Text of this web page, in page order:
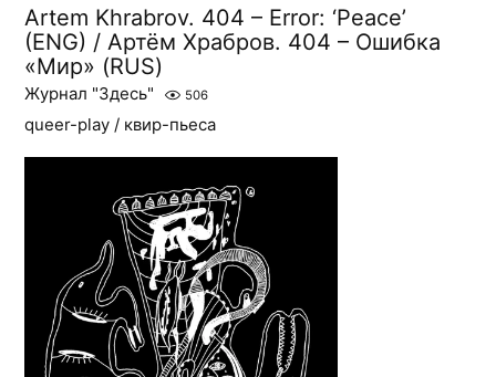
Artem Khrabrov. 404 – Error: ‘Peace’
(ENG) / Артём Храбров. 404 – Ошибка
«Мир» (RUS)
Журнал "Здесь" 506
queer-play / квир-пьеса